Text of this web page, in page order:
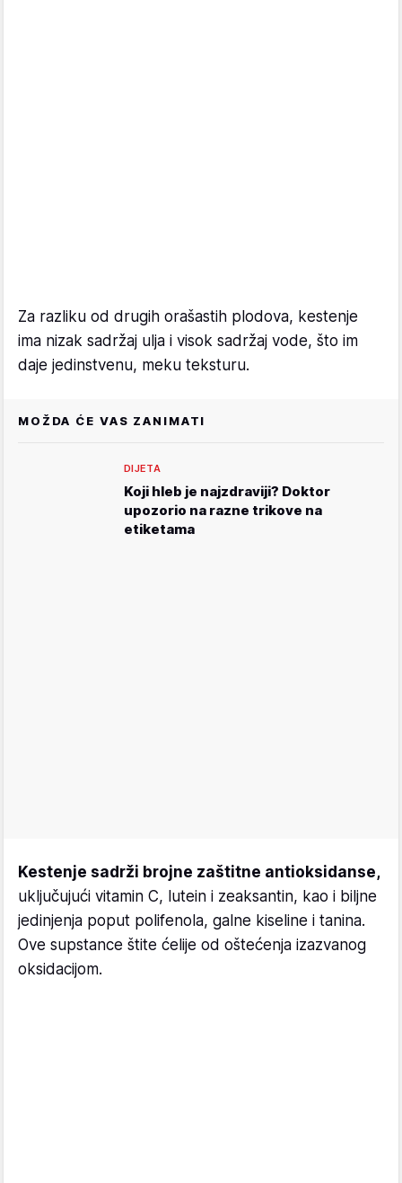
Za razliku od drugih orašastih plodova, kestenje
ima nizak sadržaj ulja i visok sadržaj vode, što im
daje jedinstvenu, meku teksturu.
MOŽDA ĆE VAS ZANIMATI
DIJETA
Koji hleb je najzdraviji? Doktor
upozorio na razne trikove na
etiketama
Kestenje sadrži brojne zaštitne antioksidanse,
uključujući vitamin C, lutein i zeaksantin, kao i biljne
jedinjenja poput polifenola, galne kiseline i tanina.
Ove supstance štite ćelije od oštećenja izazvanog
oksidacijom.